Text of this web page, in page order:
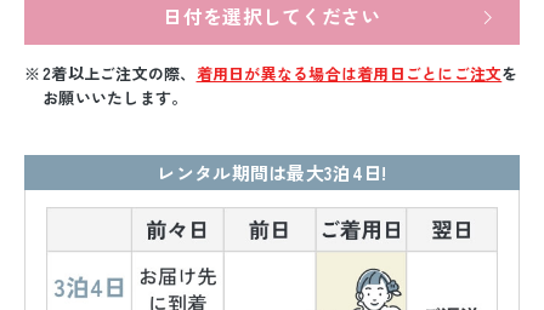
日付を選択してください
2着以上ご注文の際、 着用日が異なる場合は着用日ごとにご注文を
お願いいたします。
レンタル期間は最大3泊4日!